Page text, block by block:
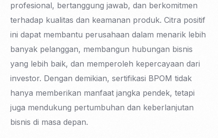
profesional, bertanggung jawab, dan berkomitmen
terhadap kualitas dan keamanan produk. Citra positif
ini dapat membantu perusahaan dalam menarik lebih
banyak pelanggan, membangun hubungan bisnis
yang lebih baik, dan memperoleh kepercayaan dari
investor. Dengan demikian, sertifikasi BPOM tidak
hanya memberikan manfaat jangka pendek, tetapi
juga mendukung pertumbuhan dan keberlanjutan
bisnis di masa depan.